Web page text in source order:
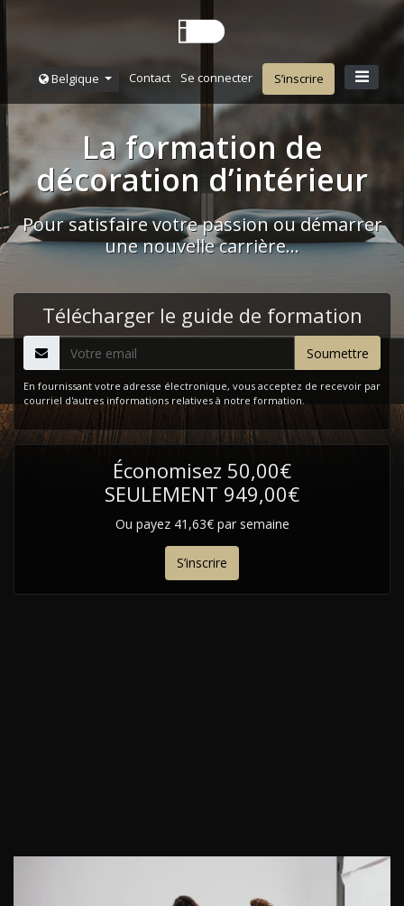
Belgique Contact Se connecter S’inscrire
La formation de
décoration d’intérieur
Pour satisfaire votre passion ou démarrer
une nouvelle carrière…
Télécharger le guide de formation
En fournissant votre adresse électronique, vous acceptez de recevoir par
courriel d'autres informations relatives à notre formation.
Économisez 50,00€
SEULEMENT 949,00€
Ou payez 41,63€ par semaine
S’inscrire